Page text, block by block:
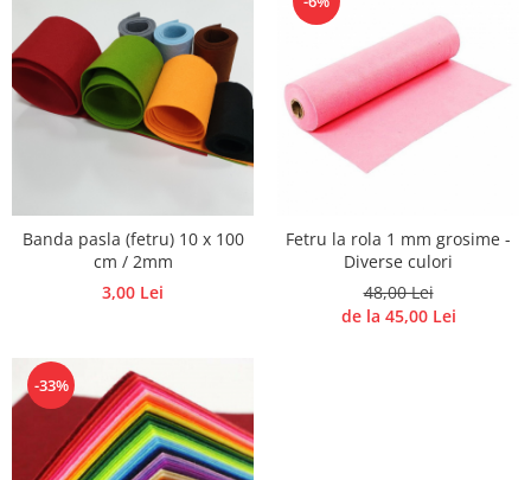
Traforaj, pirogravura
Ustensile
Polistiren
Ceramica
Plante uscate
Materiale textile
Articole din bumbac
Saculeti
Design cofetarie
Forme pentru turnat ciocolata
Mozaic
Banda pasla (fetru) 10 x 100
cm / 2mm
3,00 Lei
Fetru la rola 1 mm grosime -
Diverse culori
48,00 Lei
de la 45,00 Lei
-33%